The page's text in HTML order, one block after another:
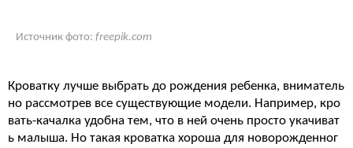
Источник фото: freepik.com
Кроватку лучше выбрать до рождения ребенка, вниматель
но рассмотрев все существующие модели. Например, кро
вать-качалка удобна тем, что в ней очень просто укачиват
ь малыша. Но такая кроватка хороша для новорожденног